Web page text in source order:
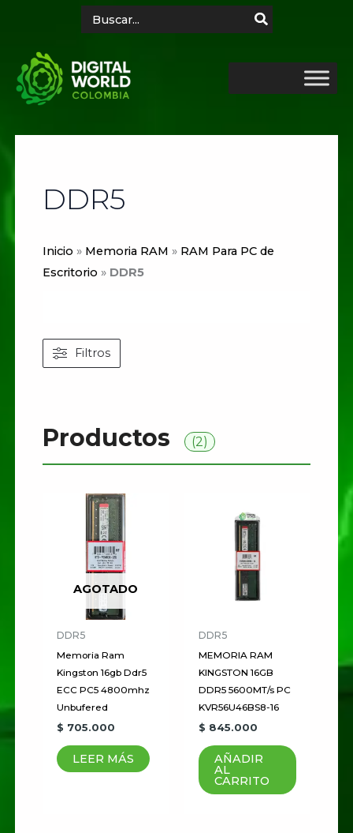
contenido
for:
DDR5
Inicio » Memoria RAM » RAM Para PC de
Escritorio » DDR5
Filtros
Productos (2)
AGOTADO
DDR5
Memoria Ram
Kingston 16gb Ddr5
ECC PC5 4800mhz
Unbufered
$ 705.000
LEER MÁS
DDR5
MEMORIA RAM
KINGSTON 16GB
DDR5 5600MT/s PC
KVR56U46BS8-16
$ 845.000
AÑADIR
AL
CARRITO